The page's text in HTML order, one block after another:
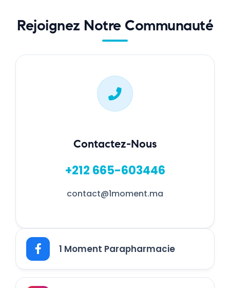
Rejoignez Notre Communauté
Contactez-Nous
+212 665-603446
contact@1moment.ma
1 Moment Parapharmacie